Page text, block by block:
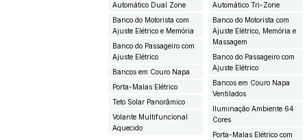
Automático Dual Zone
Banco do Motorista com
Ajuste Elétrico e Memória
Banco do Passageiro com
Ajuste Elétrico
Bancos em Couro Napa
Porta-Malas Elétrico
Teto Solar Panorâmico
Volante Multifuncional
Aquecido
Automático Tri-Zone
Banco do Motorista com
Ajuste Elétrico, Memória e
Massagem
Banco do Passageiro com
Ajuste Elétrico
Bancos em Couro Napa
Ventilados
Iluminação Ambiente 64
Cores
Porta-Malas Elétrico com